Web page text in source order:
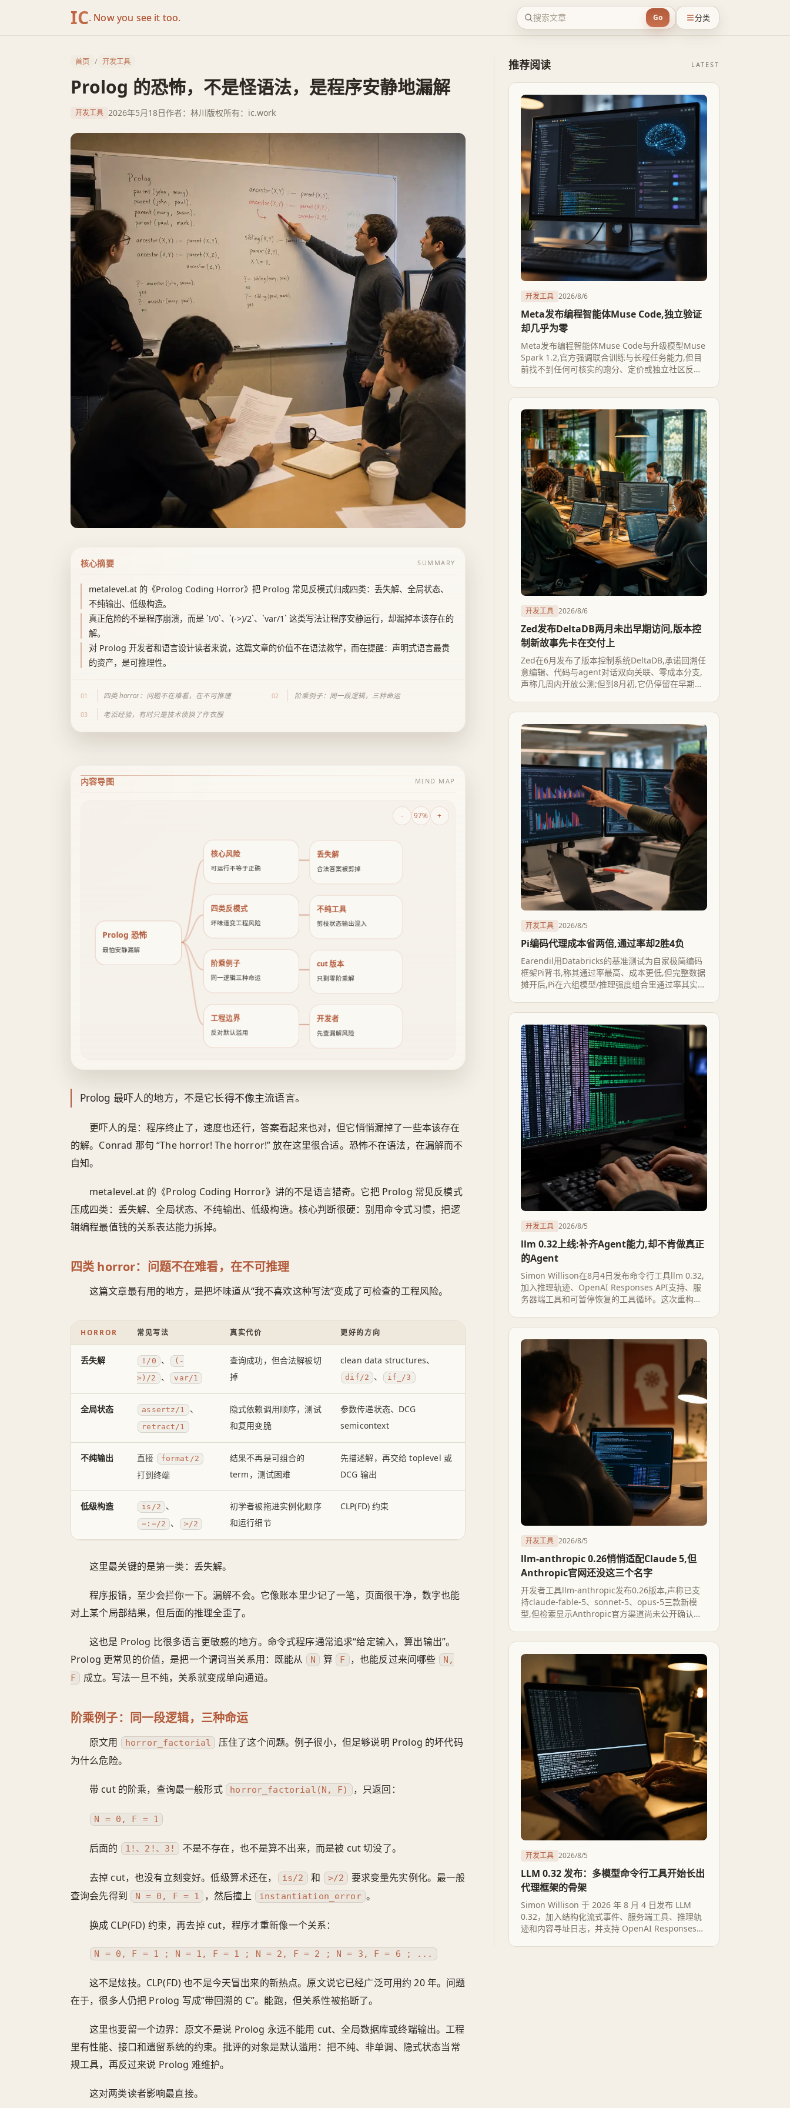
IC. Now you see it too. Go 分类
首页 / 开发工具
Prolog 的恐怖，不是怪语法，是程序安静地漏解
开发工具 2026年5月18日作者：林川版权所有：ic.work
核心摘要 SUMMARY
metalevel.at 的《Prolog Coding Horror》把 Prolog 常见反模式归成四类：丢失解、全局状态、
不纯输出、低级构造。
真正危险的不是程序崩溃，而是 `!/0`、`(->)/2`、`var/1` 这类写法让程序安静运行，却漏掉本该存在的
解。
对 Prolog 开发者和语言设计读者来说，这篇文章的价值不在语法教学，而在提醒：声明式语言最贵
的资产，是可推理性。
01 四类 horror：问题不在难看，在不可推理 02 阶乘例子：同一段逻辑，三种命运
03 老派经验，有时只是技术债换了件衣服
内容导图 MIND MAP
- 97% +
Prolog 恐怖
最怕安静漏解
核心风险
可运行不等于正确
丢失解
合法答案被剪掉
四类反模式
坏味道变工程风险
不纯工具
剪枝状态输出混入
阶乘例子
同一逻辑三种命运
cut 版本
只剩零阶乘解
工程边界
反对默认滥用
开发者
先查漏解风险
Prolog 最吓人的地方，不是它长得不像主流语言。
更吓人的是：程序终止了，速度也还行，答案看起来也对，但它悄悄漏掉了一些本该存在
的解。Conrad 那句 “The horror! The horror!” 放在这里很合适。恐怖不在语法，在漏解而不
自知。
metalevel.at 的《Prolog Coding Horror》讲的不是语言猎奇。它把 Prolog 常见反模式
压成四类：丢失解、全局状态、不纯输出、低级构造。核心判断很硬：别用命令式习惯，把逻
辑编程最值钱的关系表达能力拆掉。
四类 horror：问题不在难看，在不可推理
这篇文章最有用的地方，是把坏味道从“我不喜欢这种写法”变成了可检查的工程风险。
HORROR 常见写法 真实代价 更好的方向
丢失解 !/0 、
(-
>)/2
、 var/1
查询成功，但合法解被切
掉
clean data structures、
dif/2 、 if_/3
全局状态 assertz/1 、
retract/1
隐式依赖调用顺序，测试
和复用变脆
参数传递状态、DCG
semicontext
不纯输出 直接 format/2
打到终端
结果不再是可组合的
term，测试困难
先描述解，再交给 toplevel 或
DCG 输出
低级构造 is/2 、
=:=/2 、 >/2
初学者被拖进实例化顺序
和运行细节
CLP(FD) 约束
这里最关键的是第一类：丢失解。
程序报错，至少会拦你一下。漏解不会。它像账本里少记了一笔，页面很干净，数字也能
对上某个局部结果，但后面的推理全歪了。
这也是 Prolog 比很多语言更敏感的地方。命令式程序通常追求“给定输入，算出输出”。
Prolog 更常见的价值，是把一个谓词当关系用：既能从
N 算 F ，也能反过来问哪些
N,
F
成立。写法一旦不纯，关系就变成单向通道。
阶乘例子：同一段逻辑，三种命运
原文用 horror_factorial
压住了这个问题。例子很小，但足够说明 Prolog 的坏代码
为什么危险。
带 cut 的阶乘，查询最一般形式 horror_factorial(N, F) ，只返回：
N = 0, F = 1
后面的 1!、2!、3! 不是不存在，也不是算不出来，而是被 cut 切没了。
去掉 cut，也没有立刻变好。低级算术还在， is/2 和 >/2
要求变量先实例化。最一般
查询会先得到
N = 0, F = 1 ，然后撞上 instantiation_error 。
换成 CLP(FD) 约束，再去掉 cut，程序才重新像一个关系：
N = 0, F = 1 ; N = 1, F = 1 ; N = 2, F = 2 ; N = 3, F = 6 ; ...
这不是炫技。CLP(FD) 也不是今天冒出来的新热点。原文说它已经广泛可用约 20 年。问题
在于，很多人仍把 Prolog 写成“带回溯的 C”。能跑，但关系性被掐断了。
这里也要留一个边界：原文不是说 Prolog 永远不能用 cut、全局数据库或终端输出。工程
里有性能、接口和遗留系统的约束。批评的对象是默认滥用：把不纯、非单调、隐式状态当常
规工具，再反过来说 Prolog 难维护。
这对两类读者影响最直接。
推荐阅读 LATEST
开发工具 2026/8/6
Meta发布编程智能体Muse Code,独立验证
却几乎为零
Meta发布编程智能体Muse Code与升级模型Muse
Spark 1.2,官方强调联合训练与长程任务能力,但目
前找不到任何可核实的跑分、定价或独立社区反馈,
开发工具 2026/8/6
Zed发布DeltaDB两月未出早期访问,版本控
制新故事先卡在交付上
Zed在6月发布了版本控制系统DeltaDB,承诺回溯任
意编辑、代码与agent对话双向关联、零成本分支,
声称几周内开放公测;但到8月初,它仍停留在早期访
开发工具 2026/8/5
Pi编码代理成本省两倍,通过率却2胜4负
Earendil用Databricks的基准测试为自家极简编码
框架Pi背书,称其通过率最高、成本更低,但完整数据
摊开后,Pi在六组模型/推理强度组合里通过率其实是
更省token。
开发工具 2026/8/5
llm 0.32上线:补齐Agent能力,却不肯做真正
的Agent
Simon Willison在8月4日发布命令行工具llm 0.32,
加入推理轨迹、OpenAI Responses API支持、服
务器端工具和可暂停恢复的工具循环。这次重构把
路并不平顺。
开发工具 2026/8/5
llm-anthropic 0.26悄悄适配Claude 5,但
Anthropic官网还没这三个名字
开发者工具llm-anthropic发布0.26版本,声称已支
持claude-fable-5、sonnet-5、opus-5三款新模
型,但检索显示Anthropic官方渠道尚未公开确认这
开发工具 2026/8/5
LLM 0.32 发布：多模型命令行工具开始长出
代理框架的骨架
Simon Willison 于 2026 年 8 月 4 日发布 LLM
0.32，加入结构化流式事件、服务端工具、推理轨
迹和内容寻址日志，并支持 OpenAI Responses